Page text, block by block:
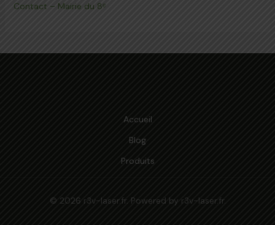
Contact – Mairie du 8ᵉ
Accueil
Blog
Produits
© 2026 r3v-laser.fr. Powered by r3v-laser.fr.